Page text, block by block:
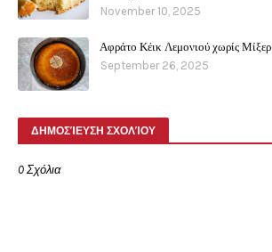
November 10, 2025
Αφράτο Κέικ Λεμονιού χωρίς Μίξερ
September 26, 2025
ΔΗΜΟΣΊΕΥΣΗ ΣΧΟΛΊΟΥ
0 Σχόλια